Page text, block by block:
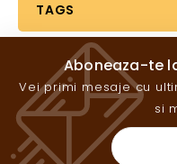
TAGS
Aboneaza-te
Vei primi mesaje cu
si